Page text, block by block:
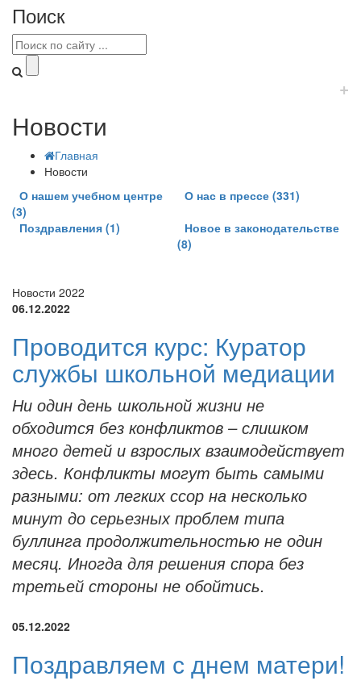
Поиск
+
Новости
Главная
Новости
О нашем учебном центре
(3)
О нас в прессе (331)
Поздравления (1)
Новое в законодательстве
(8)
Новости 2022
06.12.2022
Проводится курс: Куратор
службы школьной медиации
Ни один день школьной жизни не
обходится без конфликтов – слишком
много детей и взрослых взаимодействует
здесь. Конфликты могут быть самыми
разными: от легких ссор на несколько
минут до серьезных проблем типа
буллинга продолжительностью не один
месяц. Иногда для решения спора без
третьей стороны не обойтись.
05.12.2022
Поздравляем с днем матери!